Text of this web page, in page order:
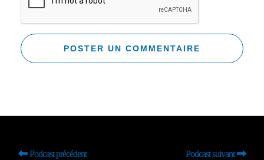
Podcast précédent Podcast suivant